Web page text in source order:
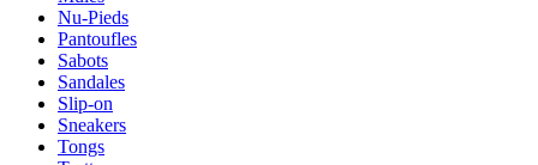
Nu-Pieds
Pantoufles
Sabots
Sandales
Slip-on
Sneakers
Tongs